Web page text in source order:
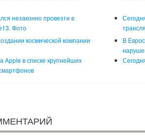
незаконно провезти в
Фото
космической компании
В
Apple в списке крупнейших